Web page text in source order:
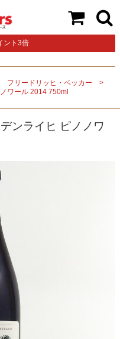
ント3倍
フリードリッヒ・ベッカー
ワール 2014 750ml
ンライヒ ピノノワ